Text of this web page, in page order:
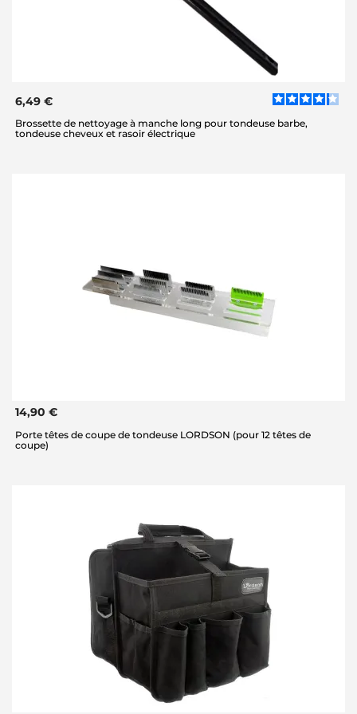
6,49 €
Brossette de nettoyage à manche long pour tondeuse barbe,
tondeuse cheveux et rasoir électrique
14,90 €
Porte têtes de coupe de tondeuse LORDSON (pour 12 têtes de
coupe)